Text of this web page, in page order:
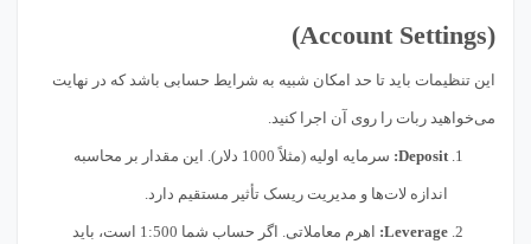
(Account Settings)
این تنظیمات باید تا حد امکان شبیه به شرایط حسابی باشد که در نهایت
می‌خواهید ربات را روی آن اجرا کنید.
Deposit: سرمایه اولیه (مثلاً 1000 دلار). این مقدار بر محاسبه
اندازه لات‌ها و مدیریت ریسک تأثیر مستقیم دارد.
Leverage: اهرم معاملاتی. اگر حساب شما 1:500 است، باید